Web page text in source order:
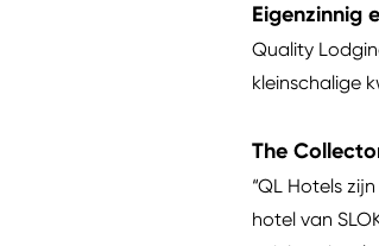
Eigenzinnig
Quality
kleinschalige
The
“QL Hotels
hotel van